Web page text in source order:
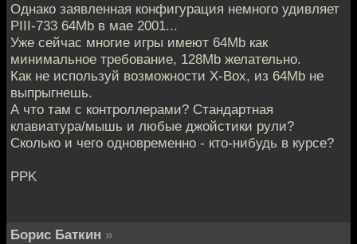
Однако заявленная конфигурация немного удивляет
PIII-733 64Mb в мае 2001...
Уже сейчас многие игры имеют 64Mb как
минимальное требование, 128Mb желательно.
Как не используй возможности X-Box, из 64Mb не
выпрыгнешь.
А что там с контроллерами? Стандартная
клавиатура/мышь и любые джойстики рули?
Сколько и чего одновременно - кто-нибудь в курсе?
PPK
Борис Баткин »